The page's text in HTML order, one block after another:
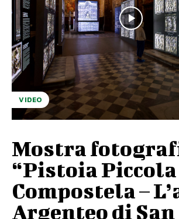
VIDEO
Mostra
“Pistoia Piccola
Compostela –
Argenteo di San